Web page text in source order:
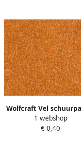
Wolfcraft Vel
| Super | K100 | 230
280mm | 1 stuk
1 webshop
€ 0,40